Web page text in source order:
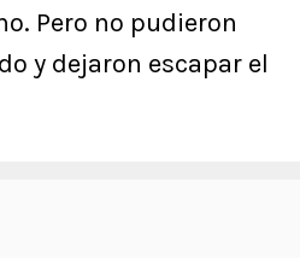
Pero no pudieron
y dejaron escapar el